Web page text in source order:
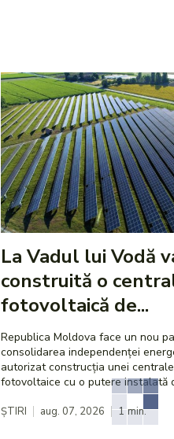
La Vadul lui Vodă
construită o
fotovoltaică de...
Republica Moldova face un nou
consolidarea independenței
autorizat construcția unei
fotovoltaice cu o putere instalată
ȘTIRI aug. 07, 2026 1 min.